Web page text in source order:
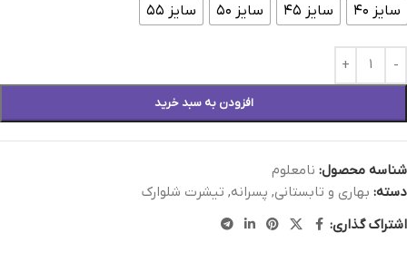
سایز ۴۰
سایز ۴۵ سایز ۵۰ سایز ۵۵
افزودن به سبد خرید
شناسه محصول: نامعلوم
دسته: بهاری و تابستانی, پسرانه, تیشرت شلوارک
اشتراک گذاری: